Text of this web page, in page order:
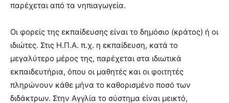
παρέχεται από τα νηπιαγωγεία.
Οι φορείς της εκπαίδευσης είναι το δημόσιο (κράτος) ή οι
ιδιώτες. Στις Η.Π.Α. π.χ. η εκπαίδευση, κατά το
μεγαλύτερο μέρος της, παρέχεται στα ιδιωτικά
εκπαιδευτήρια, όπου οι μαθητές και οι φοιτητές
πληρώνουν κάθε μήνα το καθορισμένο ποσό των
διδάκτρων. Στην Αγγλία το σύστημα είναι μεικτό,